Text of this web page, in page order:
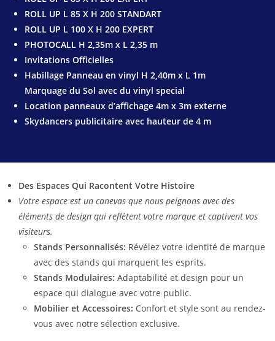
ROLL UP L 85 X H 200 STANDART
ROLL UP L 100 X H 200 EXPERT
PHOTOCALL H 2,35m x L 2,35 m
Invitations Officielles
Habillage Panneau en vinyl H 2,40m x L 1m
Marquage du Sol avec du vinyl special
Location panneaux d’affichage 4m x 3m externe
Skydancers publicitaire avec hauteur de 4 m
Des Espaces Qui Racontent Votre Histoire
Votre espace est un canevas que nous peignons avec des
éléments de design qui reflètent votre marque et captivent vos
visiteurs.
Stands Personnalisés: Révélez votre identité de marque
avec des stands qui marquent les esprits.
Stands Modulaires: Adaptabilité et design pour un
espace qui dialogue avec votre public.
Mobilier et Accessoires: Confort et style sont au rendez-
vous avec notre sélection exclusive.